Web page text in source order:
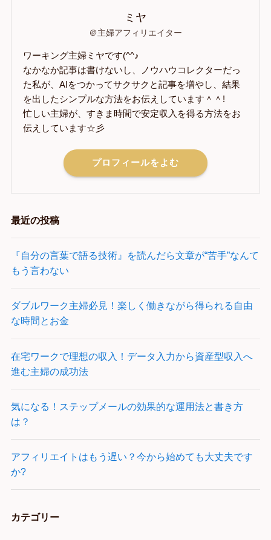
ミヤ
＠主婦アフィリエイター
ワーキング主婦ミヤです(^^♪
なかなか記事は書けないし、ノウハウコレクターだっ
た私が、AIをつかってサクサクと記事を増やし、結果
を出したシンプルな方法をお伝えしています＾＾!
忙しい主婦が、すきま時間で安定収入を得る方法をお
伝えしています☆彡
プロフィールをよむ
最近の投稿
『自分の言葉で語る技術』を読んだら文章が“苦手”なんて
もう言わない
ダブルワーク主婦必見！楽しく働きながら得られる自由
な時間とお金
在宅ワークで理想の収入！データ入力から資産型収入へ
進む主婦の成功法
気になる！ステップメールの効果的な運用法と書き方
は？
アフィリエイトはもう遅い？今から始めても大丈夫です
か?
カテゴリー